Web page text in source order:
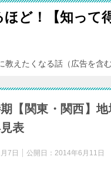
ど！【知って
教えたくなる話（広告を含
【関東・関西】地
表
7日 公開日： 2014年6月11日